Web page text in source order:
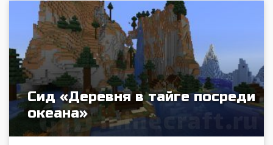
Сид «Деревня в тайге посреди
океана»